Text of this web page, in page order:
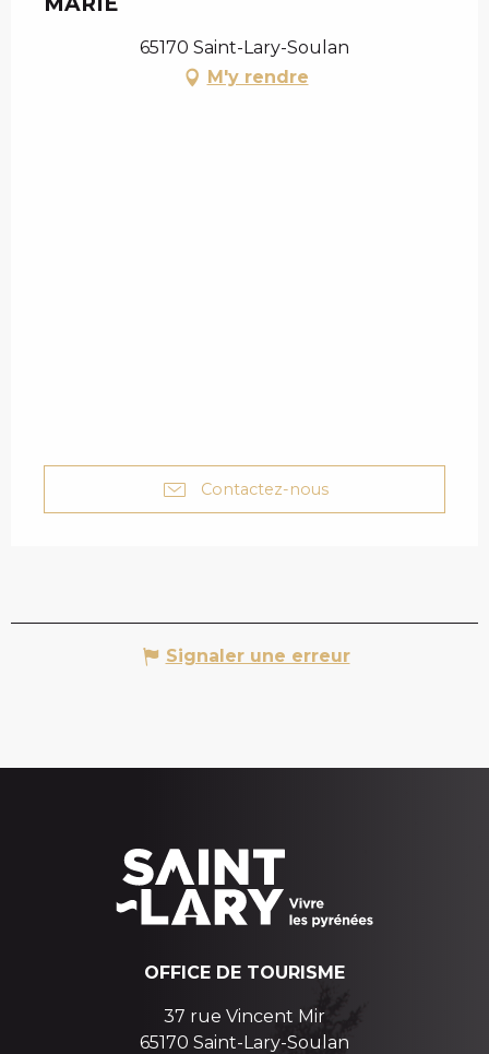
65170 Saint-Lary-Soulan
M'y rendre
Contactez-nous
Signaler une erreur
OFFICE DE TOURISME
37 rue Vincent Mir
65170 Saint-Lary-Soulan